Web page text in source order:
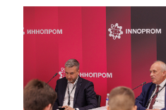
добровольное
дочернего
общества
ТМК